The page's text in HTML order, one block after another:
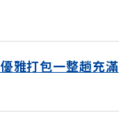
雅打包一整趟充滿